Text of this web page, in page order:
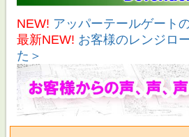
NEW! アッパーテールゲート
最新NEW! お客様のレンジロ
た＞